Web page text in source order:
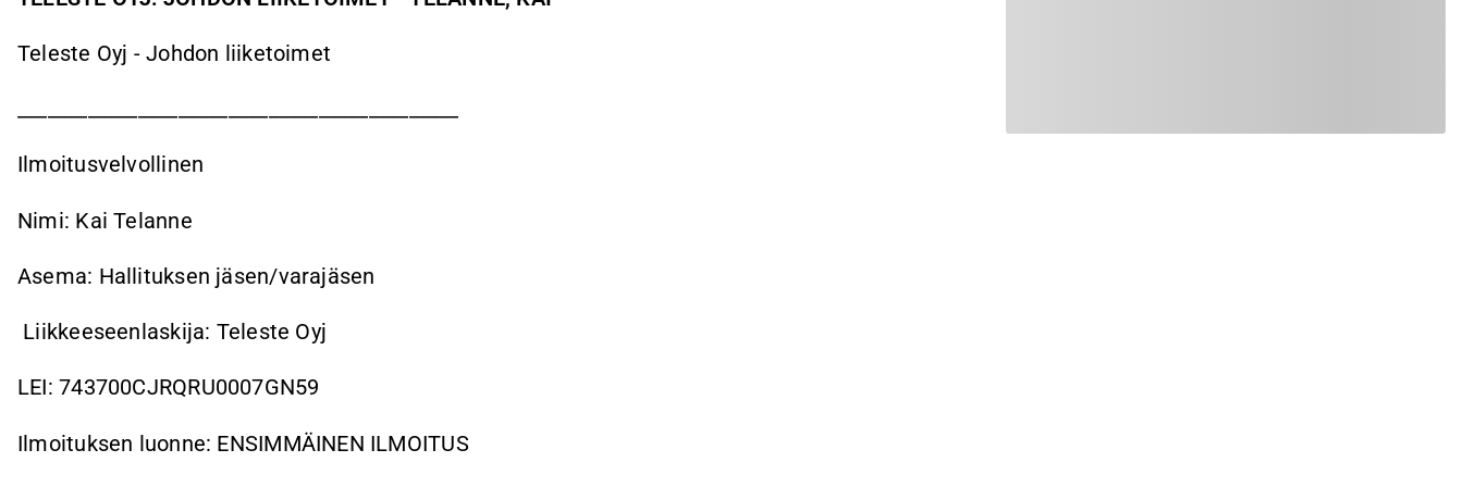
Teleste Oyj - Johdon liiketoimet
Ilmoitusvelvollinen
Nimi: Kai Telanne
Asema: Hallituksen jäsen/varajäsen
Liikkeeseenlaskija: Teleste Oyj
LEI: 743700CJRQRU0007GN59
Ilmoituksen luonne: ENSIMMÄINEN ILMOITUS